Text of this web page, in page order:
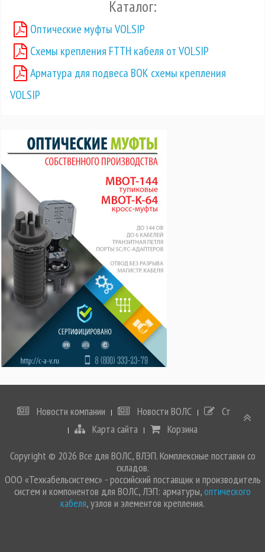
Каталог:
Оптические муфты VOLSIP
Схемы крепления FTTH кабеля от VOLSIP
Арматура для подвеса ВОК схемы крепления
VOLSIP
Новости компании Новости ВОЛС
Статьи
Карта сайта
Корзина
Copyright © 2026 Все для ВОЛС, ВЛЭП. Комплексные поставки со
складов.
ООО «Техкабельсистемс» - российский поставщик и производитель
систем и компонентов для ВОЛС, ЛЭП: арматуры,оптического
кабеля, узлов и элементов крепления.